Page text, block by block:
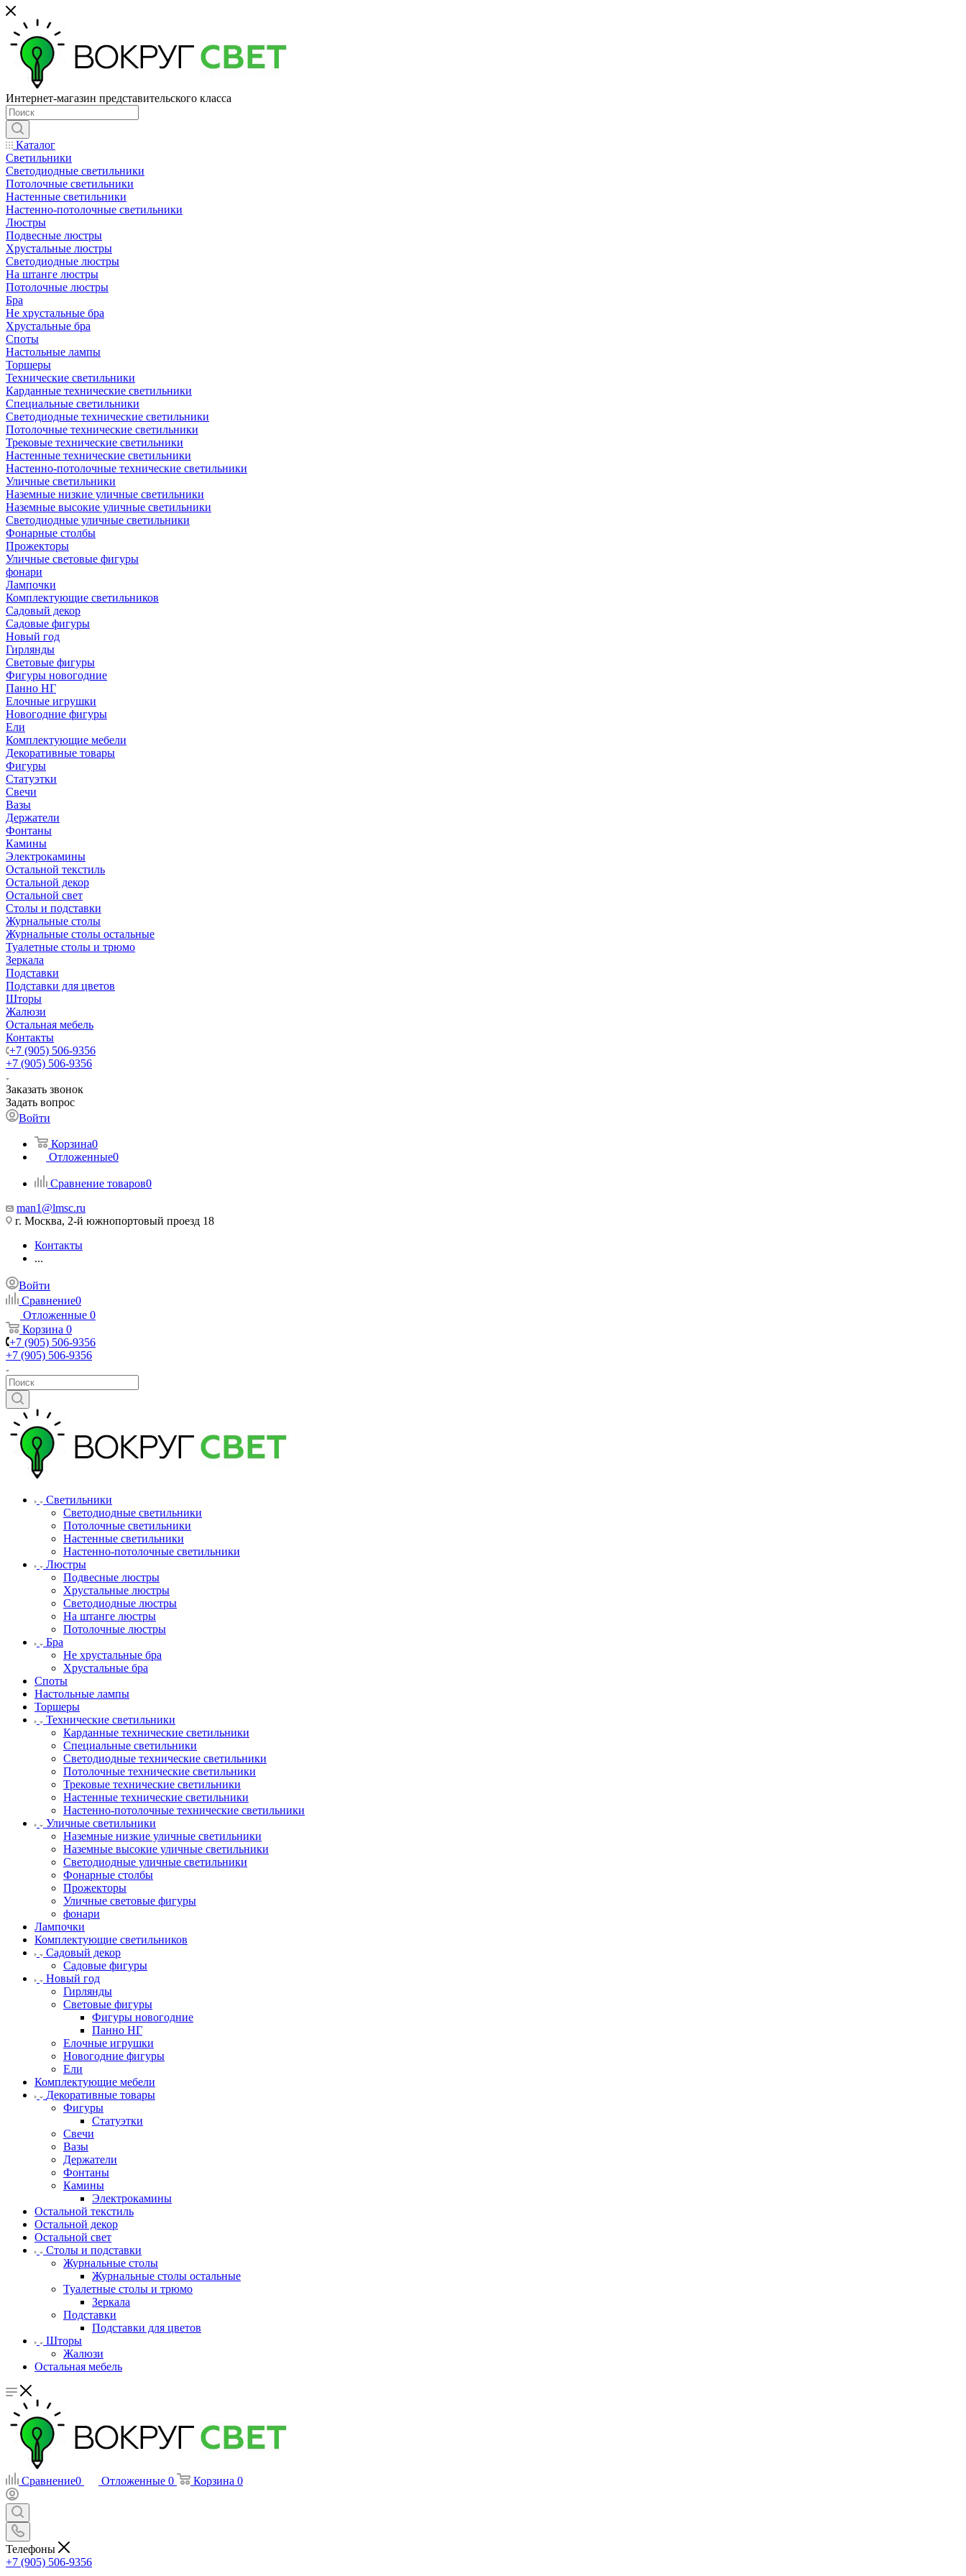
Интернет-магазин представительского класса
Каталог
Светильники
Светодиодные светильники
Потолочные светильники
Настенные светильники
Настенно-потолочные светильники
Люстры
Подвесные люстры
Хрустальные люстры
Светодиодные люстры
На штанге люстры
Потолочные люстры
Бра
Не хрустальные бра
Хрустальные бра
Споты
Настольные лампы
Торшеры
Технические светильники
Карданные технические светильники
Специальные светильники
Светодиодные технические светильники
Потолочные технические светильники
Трековые технические светильники
Настенные технические светильники
Настенно-потолочные технические светильники
Уличные светильники
Наземные низкие уличные светильники
Наземные высокие уличные светильники
Светодиодные уличные светильники
Фонарные столбы
Прожекторы
Уличные световые фигуры
фонари
Лампочки
Комплектующие светильников
Садовый декор
Садовые фигуры
Новый год
Гирлянды
Световые фигуры
Фигуры новогодние
Панно НГ
Елочные игрушки
Новогодние фигуры
Ели
Комплектующие мебели
Декоративные товары
Фигуры
Статуэтки
Свечи
Вазы
Держатели
Фонтаны
Камины
Электрокамины
Остальной текстиль
Остальной декор
Остальной свет
Столы и подставки
Журнальные столы
Журнальные столы остальные
Туалетные столы и трюмо
Зеркала
Подставки
Подставки для цветов
Шторы
Жалюзи
Остальная мебель
Контакты
+7 (905) 506-9356
+7 (905) 506-9356
Заказать звонок
Задать вопрос
Войти
Корзина0
Отложенные0
Сравнение товаров0
man1@lmsc.ru
г. Москва, 2-й южнопортовый проезд 18
Контакты
...
Войти
Сравнение0
Отложенные 0
Корзина 0
+7 (905) 506-9356
+7 (905) 506-9356
Светильники
Светодиодные светильники
Потолочные светильники
Настенные светильники
Настенно-потолочные светильники
Люстры
Подвесные люстры
Хрустальные люстры
Светодиодные люстры
На штанге люстры
Потолочные люстры
Бра
Не хрустальные бра
Хрустальные бра
Споты
Настольные лампы
Торшеры
Технические светильники
Карданные технические светильники
Специальные светильники
Светодиодные технические светильники
Потолочные технические светильники
Трековые технические светильники
Настенные технические светильники
Настенно-потолочные технические светильники
Уличные светильники
Наземные низкие уличные светильники
Наземные высокие уличные светильники
Светодиодные уличные светильники
Фонарные столбы
Прожекторы
Уличные световые фигуры
фонари
Лампочки
Комплектующие светильников
Садовый декор
Садовые фигуры
Новый год
Гирлянды
Световые фигуры
Фигуры новогодние
Панно НГ
Елочные игрушки
Новогодние фигуры
Ели
Комплектующие мебели
Декоративные товары
Фигуры
Статуэтки
Свечи
Вазы
Держатели
Фонтаны
Камины
Электрокамины
Остальной текстиль
Остальной декор
Остальной свет
Столы и подставки
Журнальные столы
Журнальные столы остальные
Туалетные столы и трюмо
Зеркала
Подставки
Подставки для цветов
Шторы
Жалюзи
Остальная мебель
Сравнение0 Отложенные 0 Корзина 0
Телефоны
+7 (905) 506-9356